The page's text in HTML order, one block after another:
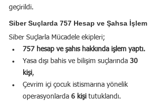
geçirildi.
Siber Suçlarda 757 Hesap ve Şahsa İşlem
Siber Suçlarla Mücadele ekipleri;
757 hesap ve şahıs hakkında işlem yaptı.
Yasa dışı bahis ve bilişim suçlarında 30
kişi,
Çevrim içi çocuk istismarına yönelik
operasyonlarda 6 kişi tutuklandı.